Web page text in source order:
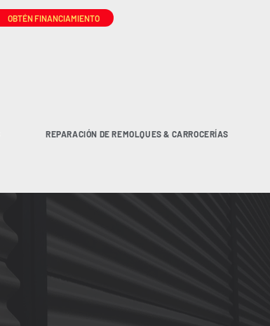
OBTÉN FINANCIAMIENTO
REPARACIÓN DE REMOLQUES & CARROCERÍAS